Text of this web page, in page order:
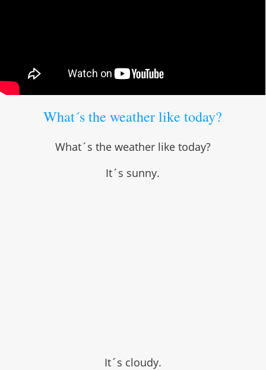
What´s the weather like today?
What´s the weather like today?
It´s sunny.
It´s cloudy.